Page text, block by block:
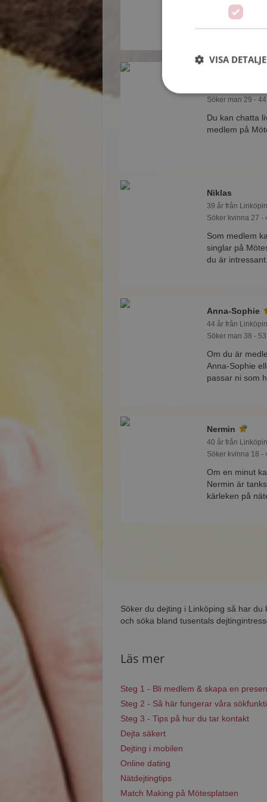
singlar på
Söker man 29 -
Du kan chatta
medlem på
Niklas
39 år från
Söker kvinna 27 -
Som medlem
singlar på
du är intressant.
Anna-Sophie
44 år från
Söker man 38 -
Om du är
Anna-Sophie
passar ni som
Nermin
40 år från
Söker kvinna 18 -
Om en minut
Nermin är
kärleken på
Söker du dejting i Linköping så har
och söka bland tusentals
Läs mer
Steg 1 - Bli medlem & skapa en
Steg 2 - Så här fungerar våra
Steg 3 - Tips på hur du tar kontakt
Dejta säkert
Dejting i mobilen
Online dating
Nätdejtingtips
Match Making på Mötesplatsen
VISA